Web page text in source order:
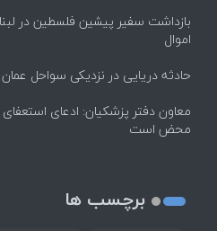
بازداشت سفیر پیشین فلسطین در
اموال
حادثه دریایی در نزدیکی سواحل عمان
معاون دفتر پزشکیان: ادعای
محض است
برچسب ها